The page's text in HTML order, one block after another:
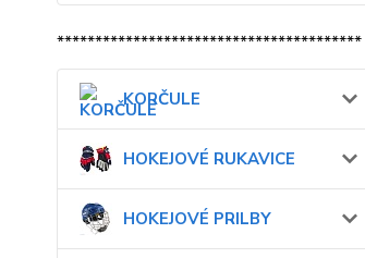
****************************************
KORČULE
HOKEJOVÉ RUKAVICE
HOKEJOVÉ PRILBY